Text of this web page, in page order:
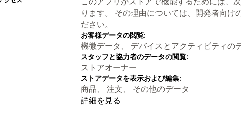
ります。 その理由については、開発者向け
ださい。
お客様データの閲覧:
機微データ、 デバイスとアクティビティの
スタッフと協力者のデータの閲覧:
ストアオーナー
ストアデータを表示および編集:
商品、 注文、 その他のデータ
詳細を見る